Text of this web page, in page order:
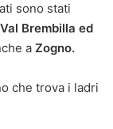
sono stati
Brembilla ed
a Zogno.
che trova i ladri